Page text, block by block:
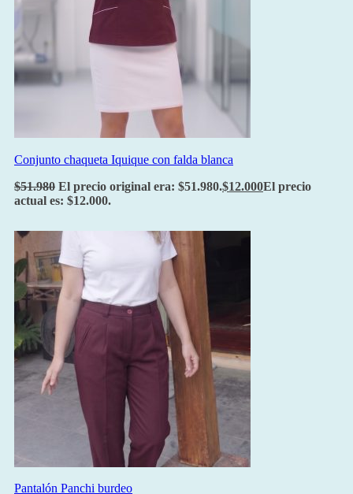
Conjunto chaqueta Iquique con falda blanca
$51.980 El precio original era: $51.980.$12.000El precio
actual es: $12.000.
Pantalón Panchi burdeo